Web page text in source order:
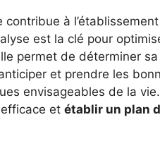
contribue à
est la clé pour
permet de déterminer
et prendre les
envisageables de la
et établir un plan